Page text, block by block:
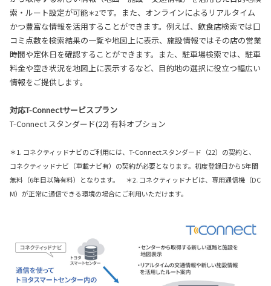
索・ルート設定が可能＊2です。また、オンラインによるリアルタイム
かつ豊富な情報を活用することができます。例えば、飲食店検索では口
コミ点数を検索結果の一覧や地図上に表示、施設情報ではその店の営業
時間や定休日を確認することができます。また、駐車場検索では、駐車
料金や空き状況を地図上に表示するなど、目的地の選択に役立つ幅広い
情報をご提供します。
対応T-Connectサービスプラン
T-Connect スタンダード(22) 有料オプション
＊1. コネクティッドナビのご利用には、T-Connectスタンダード（22）の契約と、
コネクティッドナビ（車載ナビ有）の契約が必要となります。初度登録日から5年間
無料（6年目以降有料）となります。 ＊2. コネクティッドナビは、専用通信機（DC
M）が正常に通信できる環境の場合にご利用いただけます。